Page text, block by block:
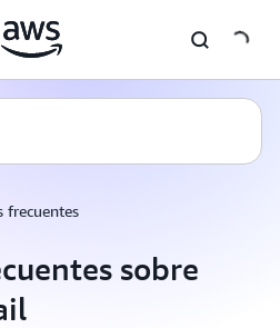
frecuentes
sobre